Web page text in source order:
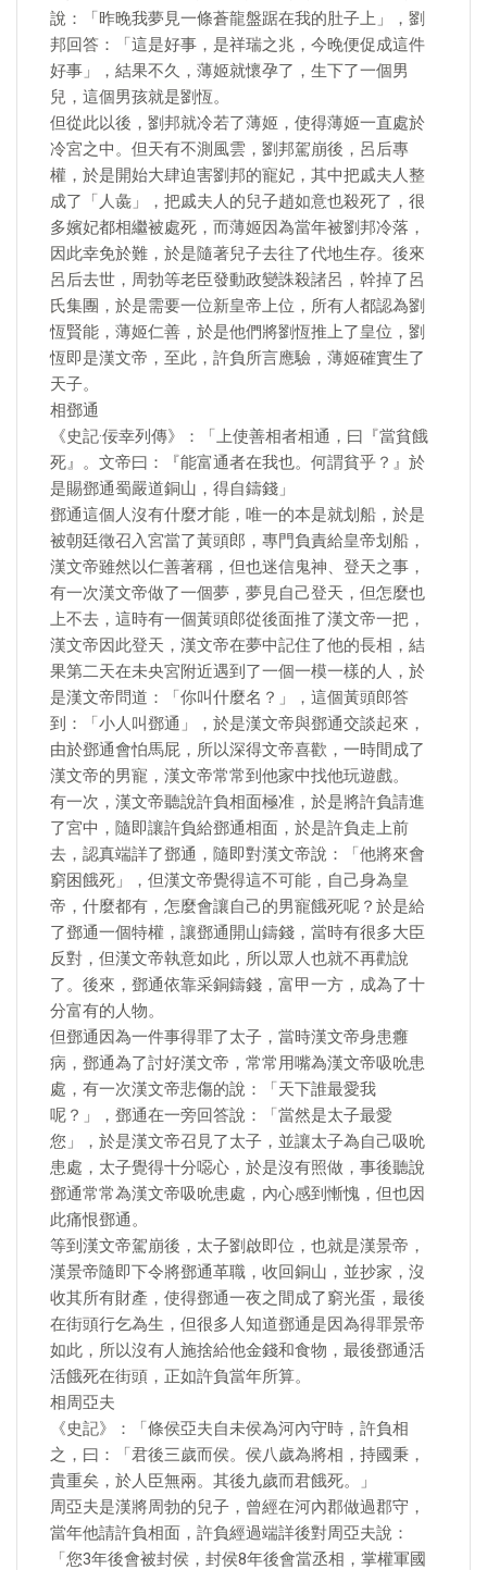
說：「昨晚我夢見一條蒼龍盤踞在我的肚子上」，劉
邦回答：「這是好事，是祥瑞之兆，今晚便促成這件
好事」，結果不久，薄姬就懷孕了，生下了一個男
兒，這個男孩就是劉恆。
但從此以後，劉邦就冷若了薄姬，使得薄姬一直處於
冷宮之中。但天有不測風雲，劉邦駕崩後，呂后專
權，於是開始大肆迫害劉邦的寵妃，其中把戚夫人整
成了「人彘」，把戚夫人的兒子趙如意也殺死了，很
多嬪妃都相繼被處死，而薄姬因為當年被劉邦冷落，
因此幸免於難，於是隨著兒子去往了代地生存。後來
呂后去世，周勃等老臣發動政變誅殺諸呂，幹掉了呂
氏集團，於是需要一位新皇帝上位，所有人都認為劉
恆賢能，薄姬仁善，於是他們將劉恆推上了皇位，劉
恆即是漢文帝，至此，許負所言應驗，薄姬確實生了
天子。
相鄧通
《史記·佞幸列傳》：「上使善相者相通，曰『當貧餓
死』。文帝曰：『能富通者在我也。何謂貧乎？』於
是賜鄧通蜀嚴道銅山，得自鑄錢」
鄧通這個人沒有什麼才能，唯一的本是就划船，於是
被朝廷徵召入宮當了黃頭郎，專門負責給皇帝划船，
漢文帝雖然以仁善著稱，但也迷信鬼神、登天之事，
有一次漢文帝做了一個夢，夢見自己登天，但怎麼也
上不去，這時有一個黃頭郎從後面推了漢文帝一把，
漢文帝因此登天，漢文帝在夢中記住了他的長相，結
果第二天在未央宮附近遇到了一個一模一樣的人，於
是漢文帝問道：「你叫什麼名？」，這個黃頭郎答
到：「小人叫鄧通」，於是漢文帝與鄧通交談起來，
由於鄧通會怕馬屁，所以深得文帝喜歡，一時間成了
漢文帝的男寵，漢文帝常常到他家中找他玩遊戲。
有一次，漢文帝聽說許負相面極准，於是將許負請進
了宮中，隨即讓許負給鄧通相面，於是許負走上前
去，認真端詳了鄧通，隨即對漢文帝說：「他將來會
窮困餓死」，但漢文帝覺得這不可能，自己身為皇
帝，什麼都有，怎麼會讓自己的男寵餓死呢？於是給
了鄧通一個特權，讓鄧通開山鑄錢，當時有很多大臣
反對，但漢文帝執意如此，所以眾人也就不再勸說
了。後來，鄧通依靠采銅鑄錢，富甲一方，成為了十
分富有的人物。
但鄧通因為一件事得罪了太子，當時漢文帝身患癰
病，鄧通為了討好漢文帝，常常用嘴為漢文帝吸吮患
處，有一次漢文帝悲傷的說：「天下誰最愛我
呢？」，鄧通在一旁回答說：「當然是太子最愛
您」，於是漢文帝召見了太子，並讓太子為自己吸吮
患處，太子覺得十分噁心，於是沒有照做，事後聽說
鄧通常常為漢文帝吸吮患處，內心感到慚愧，但也因
此痛恨鄧通。
等到漢文帝駕崩後，太子劉啟即位，也就是漢景帝，
漢景帝隨即下令將鄧通革職，收回銅山，並抄家，沒
收其所有財產，使得鄧通一夜之間成了窮光蛋，最後
在街頭行乞為生，但很多人知道鄧通是因為得罪景帝
如此，所以沒有人施捨給他金錢和食物，最後鄧通活
活餓死在街頭，正如許負當年所算。
相周亞夫
《史記》：「條侯亞夫自未侯為河內守時，許負相
之，曰：「君後三歲而侯。侯八歲為將相，持國秉，
貴重矣，於人臣無兩。其後九歲而君餓死。」
周亞夫是漢將周勃的兒子，曾經在河內郡做過郡守，
當年他請許負相面，許負經過端詳後對周亞夫說：
「您3年後會被封侯，封侯8年後會當丞相，掌權軍國